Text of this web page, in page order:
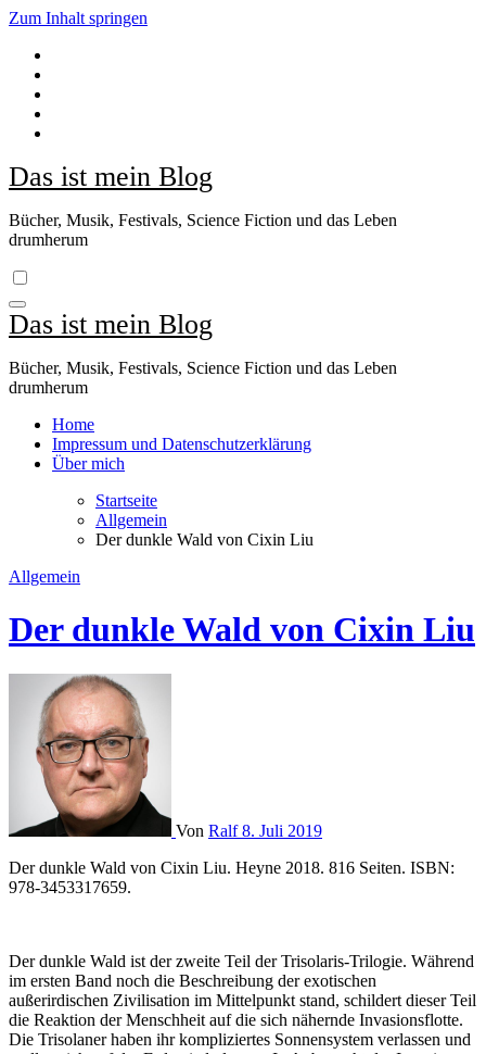
Zum Inhalt springen
Das ist mein Blog
Bücher, Musik, Festivals, Science Fiction und das Leben
drumherum
Das ist mein Blog
Bücher, Musik, Festivals, Science Fiction und das Leben
drumherum
Home
Impressum und Datenschutzerklärung
Über mich
Startseite
Allgemein
Der dunkle Wald von Cixin Liu
Allgemein
Der dunkle Wald von Cixin Liu
Von Ralf8. Juli 2019
Der dunkle Wald von Cixin Liu. Heyne 2018. 816 Seiten. ISBN:
978-3453317659.
Der dunkle Wald ist der zweite Teil der Trisolaris-Trilogie. Während
im ersten Band noch die Beschreibung der exotischen
außerirdischen Zivilisation im Mittelpunkt stand, schildert dieser Teil
die Reaktion der Menschheit auf die sich nähernde Invasionsflotte.
Die Trisolaner haben ihr kompliziertes Sonnensystem verlassen und